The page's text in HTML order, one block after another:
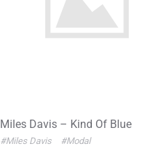
Miles Davis – Kind Of Blue
#Miles Davis #Modal